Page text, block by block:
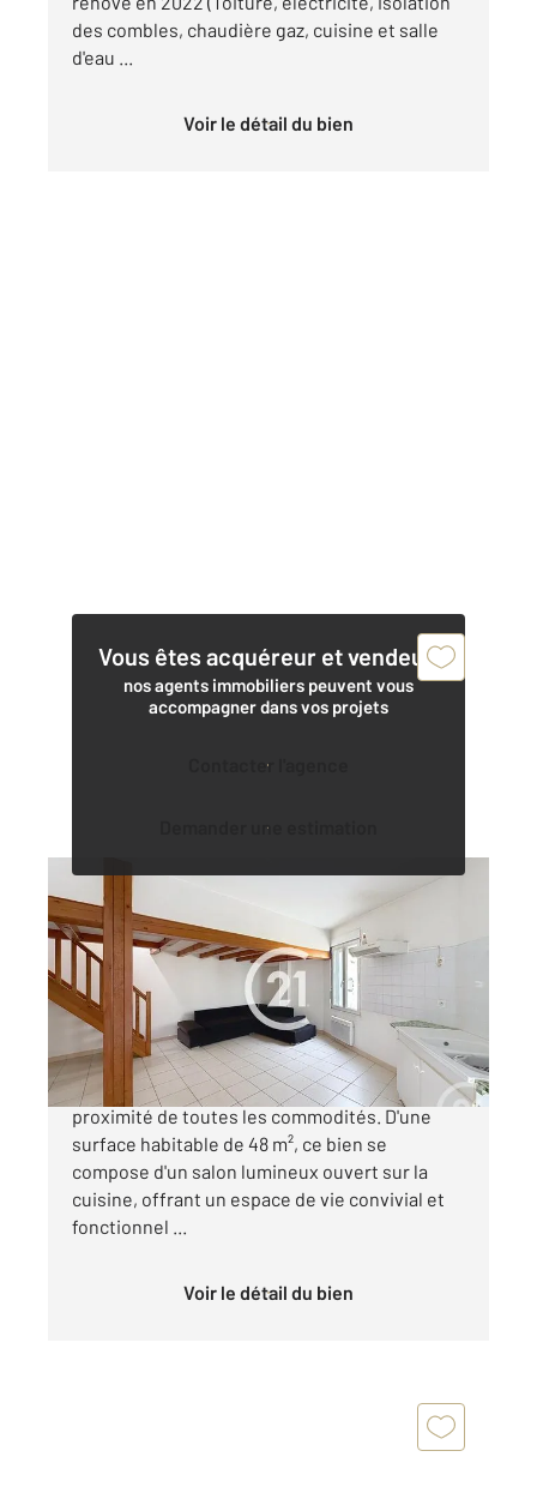
des combles, chaudière gaz, cuisine et salle
d'eau ...
Voir le détail du bien
Vous êtes acquéreur et vendeur,
nos agents immobiliers peuvent vous
accompagner dans vos projets
Contacter l'agence
Demander une estimation
COGNAC 16
48 m
, 2 pièces
Ref : 2995
Maison à vendre
73 000 €
Maison à vendre à Cognac, idéalement située à
proximité de toutes les commodités. D'une
surface habitable de 48 m², ce bien se
compose d'un salon lumineux ouvert sur la
cuisine, offrant un espace de vie convivial et
fonctionnel ...
Voir le détail du bien